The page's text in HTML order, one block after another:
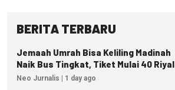
BERITA TERBARU
Jemaah Umrah Bisa Keliling Madinah
Naik Bus Tingkat, Tiket Mulai 40 Riyal
Neo Jurnalis | 1 day ago